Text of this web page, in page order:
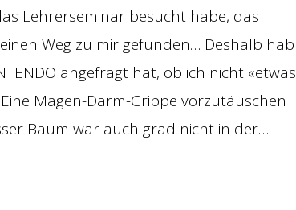
Lehrerseminar besucht habe, das
Weg zu mir gefunden… Deshalb hab
angefragt hat, ob ich nicht «etwas
Magen-Darm-Grippe vorzutäuschen
Baum war auch grad nicht in der…